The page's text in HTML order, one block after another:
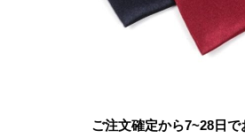
ご注文確定から7~28日で